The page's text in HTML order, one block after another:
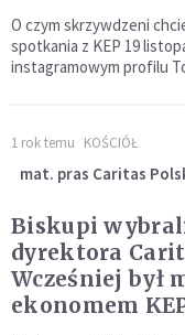
O czym skrzywdzeni
spotkania z KEP 19
instagramowym profilu
1 rok temu KOŚCIÓŁ
mat. pras Caritas
Biskupi
dyrektora
Wcześniej był
ekonomem